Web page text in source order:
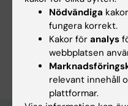
Alternativ till djurförsök
Kartläggning och enkäter
Logistiska
modeller
Masspektrometri
Statistiska
modeller
Är du Libe Vilela?
Redigera din profil
Nödvändiga
fungera korrekt.
Kakor för analys
webbplatsen
relevant innehåll
plattformar.